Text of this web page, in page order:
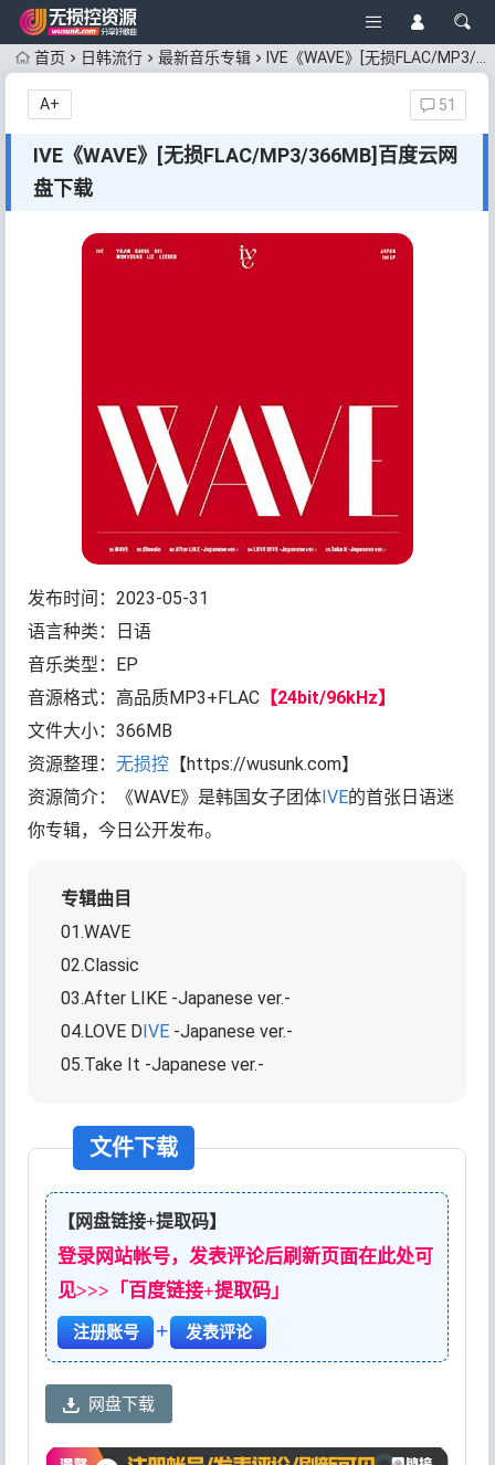
首页 日韩流行 最新音乐专辑 IVE《WAVE》[无损FLAC/MP3/366MB]百度云网盘下载
IVE《WAVE》[无损FLAC/MP3/366MB]百度云网
盘下载
51
A+
发布时间：2023-05-31
语言种类：日语
音乐类型：EP
音源格式：高品质MP3+FLAC 【24bit/96kHz】
文件大小：366MB
资源整理：无损控 【https://wusunk.com】
资源简介：《WAVE》是韩国女子团体IVE的首张日语迷
你专辑，今日公开发布。
专辑曲目
01.WAVE
02.Classic
03.After LIKE -Japanese ver.-
04.LOVE DIVE -Japanese ver.-
05.Take It -Japanese ver.-
文件下载
【网盘链接+提取码】
登录网站帐号，发表评论后刷新页面在此处可
见>>>「百度链接+提取码」
注册账号 + 发表评论
网盘下载